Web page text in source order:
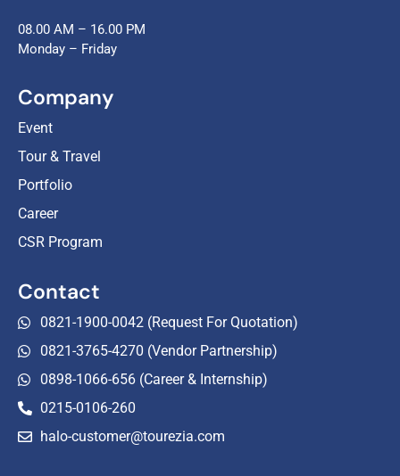
08.00 AM – 16.00 PM
Monday – Friday
Company
Event
Tour & Travel
Portfolio
Career
CSR Program
Contact
0821-1900-0042 (Request For Quotation)
0821-3765-4270 (Vendor Partnership)
0898-1066-656 (Career & Internship)
0215-0106-260
halo-customer@tourezia.com